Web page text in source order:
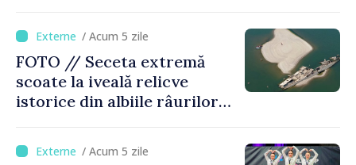
/ Acum 5 zile
FOTO // Seceta extremă
scoate la iveală relicve
istorice din albiile râurilor
/ Acum 5 zile